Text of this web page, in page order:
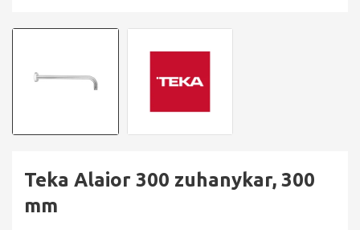
Teka Alaior 300 zuhanykar, 300
mm